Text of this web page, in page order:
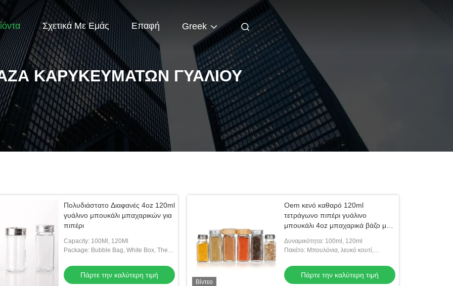
Σχετικά Με Εμάς Επαφή Greek
ΚΑΡΥΚΕΥΜΆΤΩΝ ΓΥΑΛΙΟΎ
Πολυδιάστατο Διαφανές 4oz 120ml
γυάλινο μπουκάλι μπαχαρικών για
πιπέρι
Capacity: 100Ml, 120Ml
Package: Bubble Bag, White Box, Then
Πάρτε την καλύτερη τιμή
Βίντεο
Oem κενό καθαρό 120ml
τετράγωνο πιπέρι γυάλινο
μπουκάλι 4oz μπαχαρικά βάζο με
Δυναμικότητα: 100ml, 120ml
Πακέτο: Μπουλόνια, λευκό κουτί,
Πάρτε την καλύτερη τιμή